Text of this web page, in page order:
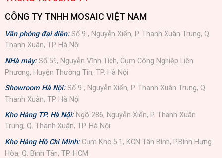
CÔNG TY TNHH MOSAIC VIỆT NAM
Văn phòng đại diện:Số 9 , Nguyễn Xiển, P. Thanh Xuân Trung, Q.
Thanh Xuân, TP. Hà Nội
NHà máy: Số 59, Nguyễn Vĩnh Tích, Cụm Công Nghiệp Liên
Phương, Huyện Thường Tín, TP. Hà Nội
Showroom Hà Nội: Số 9 , Nguyễn Xiển, P. Thanh Xuân Trung, Q.
Thanh Xuân, TP. Hà Nội
Kho Hàng TP. Hà Nội: Ngõ 286, Nguyễn Xiển, P. Thanh Xuân
Trung, Q. Thanh Xuân, TP. Hà Nội
Kho Hàng Hồ Chí Minh: Cụm Kho 5.1, KCN Tân Bình, P.Bình Hưng
Hòa, Q. Bình Tân, TP. HCM